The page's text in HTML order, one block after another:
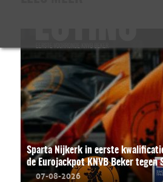
Sparta Nijkerk in eerste
de Eurojackpot KNVB Beker tegen
07-08-2026